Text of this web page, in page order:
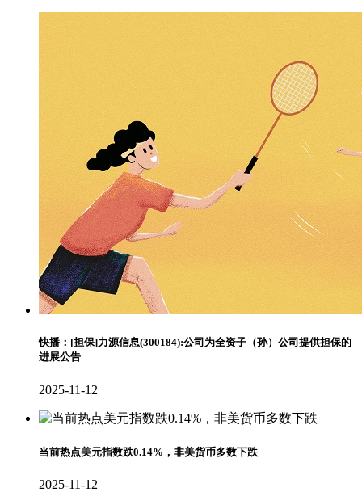
快播：[担保]力源信息(300184):公司为全资子（孙）公司提供担保的
进展公告
2025-11-12
当前热点美元指数跌0.14%，非美货币多数下跌
2025-11-12